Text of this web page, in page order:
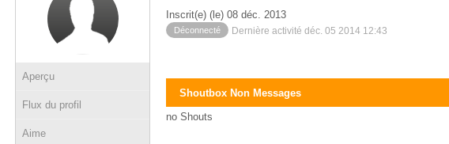
Aperçu
Flux du profil
Aime
Inscrit(e) (le) 08 déc. 2013
Déconnecté Dernière activité déc. 05 2014 12:43
Shoutbox Non Messages
no Shouts